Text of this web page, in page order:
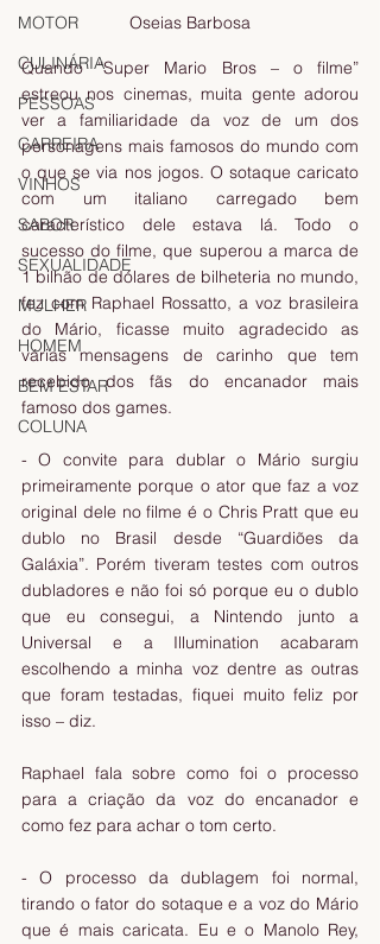
MOTOR
CULINÁRIA
PESSOAS
CARREIRA
VINHOS
SABOR
SEXUALIDADE
MULHER
HOMEM
BEM ESTAR
COLUNA
Oseias Barbosa
Quando “Super Mario Bros – o filme”
estreou nos cinemas, muita gente adorou
ver a familiaridade da voz de um dos
personagens mais famosos do mundo com
o que se via nos jogos. O sotaque caricato
com um italiano carregado bem
característico dele estava lá. Todo o
sucesso do filme, que superou a marca de
1 bilhão de dólares de bilheteria no mundo,
fez com Raphael Rossatto, a voz brasileira
do Mário, ficasse muito agradecido as
várias mensagens de carinho que tem
recebido dos fãs do encanador mais
famoso dos games.
- O convite para dublar o Mário surgiu
primeiramente porque o ator que faz a voz
original dele no filme é o Chris Pratt que eu
dublo no Brasil desde “Guardiões da
Galáxia”. Porém tiveram testes com outros
dubladores e não foi só porque eu o dublo
que eu consegui, a Nintendo junto a
Universal e a Illumination acabaram
escolhendo a minha voz dentre as outras
que foram testadas, fiquei muito feliz por
isso – diz.
Raphael fala sobre como foi o processo
para a criação da voz do encanador e
como fez para achar o tom certo.
- O processo da dublagem foi normal,
tirando o fator do sotaque e a voz do Mário
que é mais caricata. Eu e o Manolo Rey,